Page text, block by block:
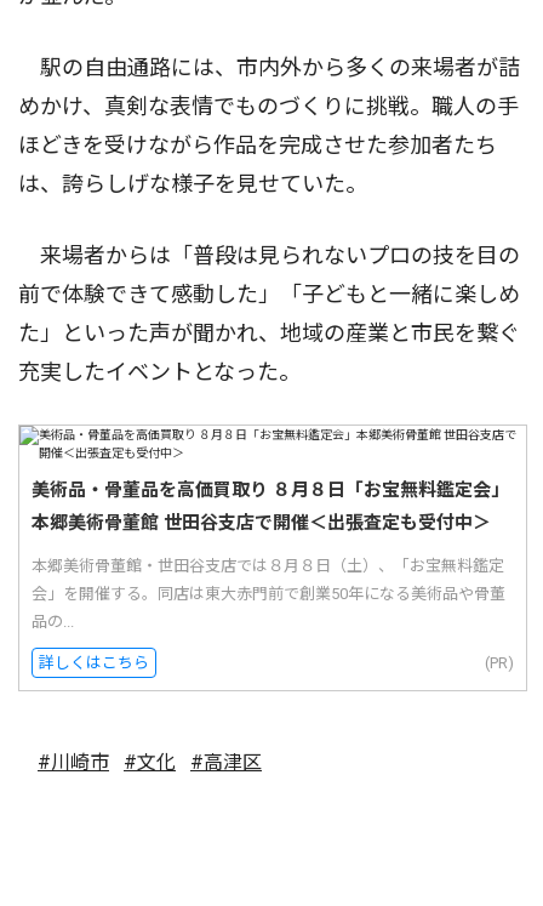
駅の自由通路には、市内外から多くの来場者が詰
めかけ、真剣な表情でものづくりに挑戦。職人の手
ほどきを受けながら作品を完成させた参加者たち
は、誇らしげな様子を見せていた。
来場者からは「普段は見られないプロの技を目の
前で体験できて感動した」「子どもと一緒に楽しめ
た」といった声が聞かれ、地域の産業と市民を繋ぐ
充実したイベントとなった。
美術品・骨董品を高価買取り ８月８日「お宝無料鑑定会」
本郷美術骨董館 世田谷支店で開催＜出張査定も受付中＞
本郷美術骨董館・世田谷支店では８月８日（土）、「お宝無料鑑定
会」を開催する。同店は東大赤門前で創業50年になる美術品や骨董
品の...
詳しくはこちら (PR)
#川崎市 #文化 #高津区